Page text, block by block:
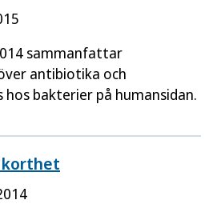
sammanfattar
antibiotika och
bakterier på humansidan.
korthet